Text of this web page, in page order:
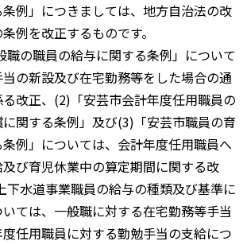
例」につきましては、地方自治法の改
例を改正するものです。
の職員の給与に関する条例」について
の新設及び在宅勤務等をした場合の通
改正、(2)「安芸市会計年度任用職員の
関する条例」及び(3)「安芸市職員の育
例」については、会計年度任用職員へ
び育児休業中の算定期間に関する改
下水道事業職員の給与の種類及び基準に
ては、一般職に対する在宅勤務等手当
任用職員に対する勤勉手当の支給につ